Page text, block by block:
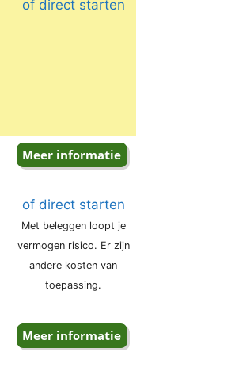
of direct starten
of direct starten
Met beleggen loopt je
vermogen risico. Er zijn
andere kosten van
toepassing.